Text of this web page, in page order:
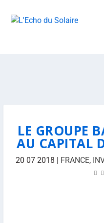
LE GROUPE
AU CAPITAL
20 07 2018 | FRANCE,